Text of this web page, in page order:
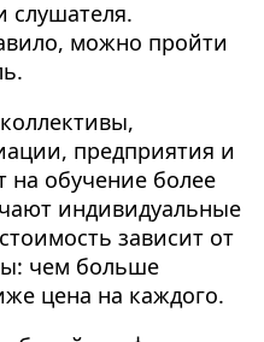
слушателя.
можно пройти
предприятия и
на обучение более
индивидуальные
зависит от
чем больше
цена на каждого.